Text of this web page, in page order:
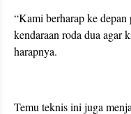
“Kami berharap ke
kendaraan roda dua agar
harapnya.
Temu teknis ini juga